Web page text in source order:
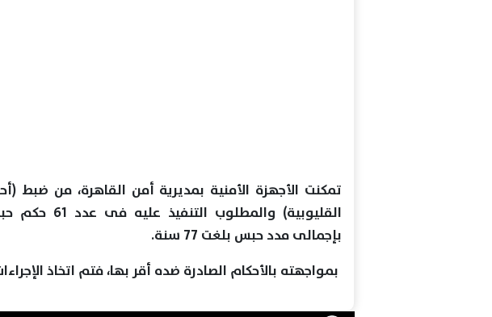
تمكنت الأجهزة الأمنية بمديرية أمن القاهرة، من ضبط
القليوبية)
بإجمالى مدد حبس بلغت 77 سنة.
بمواجهته بالأحكام الصادرة ضده أقر بها، فتم اتخاذ